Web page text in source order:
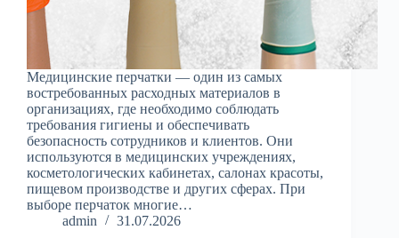
Медицинские перчатки — один из самых
востребованных расходных материалов в
организациях, где необходимо соблюдать
требования гигиены и обеспечивать
безопасность сотрудников и клиентов. Они
используются в медицинских учреждениях,
косметологических кабинетах, салонах красоты,
пищевом производстве и других сферах. При
выборе перчаток многие…
admin
31.07.2026